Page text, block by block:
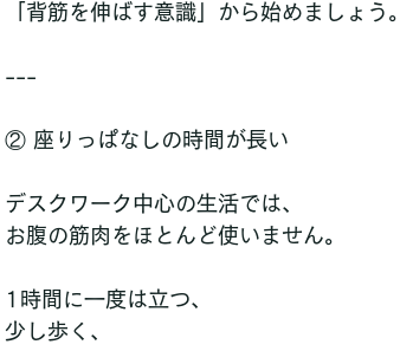
「背筋を伸ばす意識」から始めましょう。
---
② 座りっぱなしの時間が長い
デスクワーク中心の生活では、
お腹の筋肉をほとんど使いません。
1時間に一度は立つ、
少し歩く、